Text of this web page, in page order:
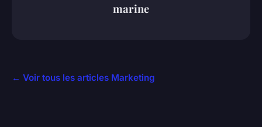
marine
← Voir tous les articles Marketing